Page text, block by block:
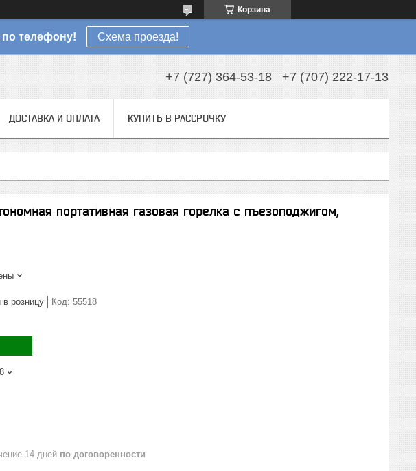
Корзина
по телефону! Схема проезда!
+7 (727) 364-53-18 +7 (707) 222-17-13
ДОСТАВКА И ОПЛАТА КУПИТЬ В РАССРОЧКУ
портативная газовая горелка с пъезоподжигом,
розницу Код: 55518
14 дней по договоренности